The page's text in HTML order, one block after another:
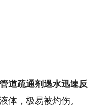
管道疏通剂遇水迅速反
体，极易被灼伤。